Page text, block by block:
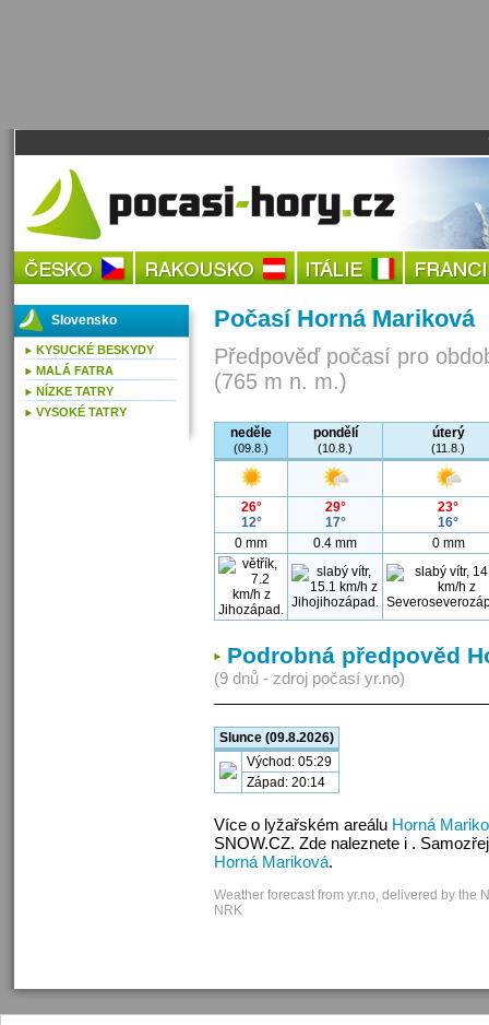
Počasí Horná Mariková
Předpověď počasí pro
(765 m n. m.)
neděle
(09.8.)
pondělí
(10.8.)
úterý
(11.8.)
26°
12°
29°
17°
23°
16°
0 mm
0.4 mm 0 mm
Podrobná předpověd
(9 dnů - zdroj počasí yr.no)
Slunce (09.8.2026)
Východ: 05:29
Západ: 20:14
Více o lyžařském areálu Horná
SNOW.CZ. Zde naleznete i .
Horná Mariková.
Weather forecast from yr.no, delivered by the
NRK
Slovensko
KYSUCKÉ BESKYDY
MALÁ FATRA
NÍZKE TATRY
VYSOKÉ TATRY